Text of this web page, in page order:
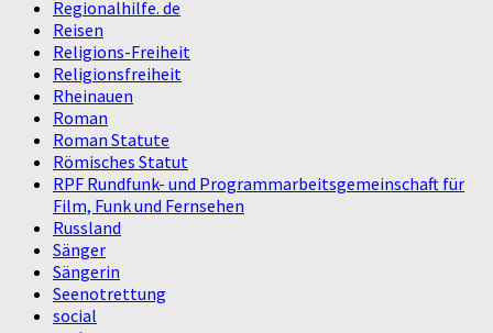
Regionalhilfe. de
Reisen
Religions-Freiheit
Religionsfreiheit
Rheinauen
Roman
Roman Statute
Römisches Statut
RPF Rundfunk- und Programmarbeitsgemeinschaft für
Film, Funk und Fernsehen
Russland
Sänger
Sängerin
Seenotrettung
social